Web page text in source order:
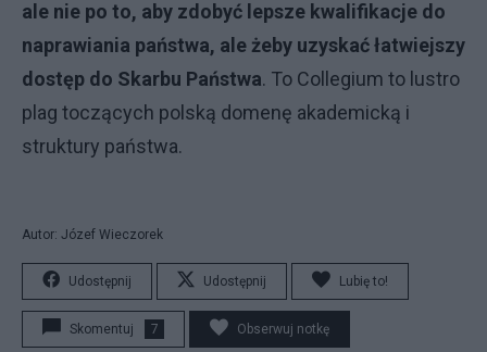
ale nie po to, aby zdobyć lepsze kwalifikacje do
naprawiania państwa, ale żeby uzyskać łatwiejszy
dostęp do Skarbu Państwa. To Collegium to lustro
plag toczących polską domenę akademicką i
struktury państwa.
Autor: Józef Wieczorek
Udostępnij Udostępnij Lubię to!
Skomentuj 7 Obserwuj notkę